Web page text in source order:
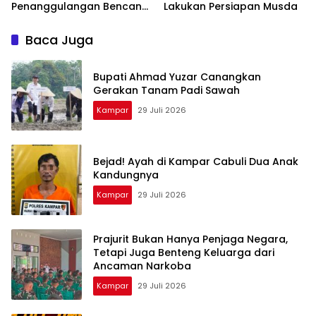
Penanggulangan Bencana
Nusantara Power
Lakukan Persiapan Musda
Baca Juga
Bupati Ahmad Yuzar Canangkan
Gerakan Tanam Padi Sawah
Kampar 29 Juli 2026
Bejad! Ayah di Kampar Cabuli Dua Anak
Kandungnya
Kampar 29 Juli 2026
Prajurit Bukan Hanya Penjaga Negara,
Tetapi Juga Benteng Keluarga dari
Ancaman Narkoba
Kampar 29 Juli 2026